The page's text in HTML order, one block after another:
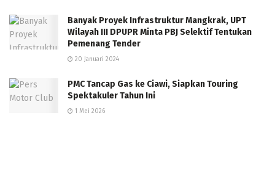
Banyak Proyek Infrastruktur Mangkrak, UPT
Wilayah III DPUPR Minta PBJ Selektif Tentukan
Pemenang Tender
20 Januari 2024
PMC Tancap Gas ke Ciawi, Siapkan Touring
Spektakuler Tahun Ini
1 Mei 2026